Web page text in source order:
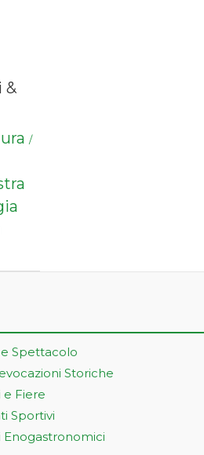
&
/
Spettacolo
Storiche
e Fiere
Sportivi
Enogastronomici